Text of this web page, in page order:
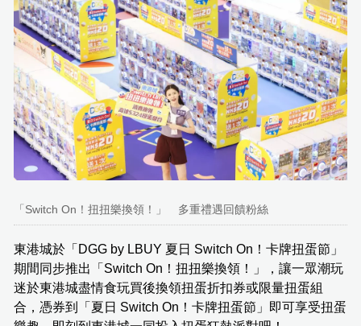
「Switch On！扭扭樂換領！」 多重禮遇回饋粉絲
東港城於「DGG by LBUY 夏日 Switch On！卡牌扭蛋節」
期間同步推出「Switch On！扭扭樂換領！」，讓一眾潮玩
迷於東港城盡情食玩買後換領扭蛋折扣券或限量扭蛋組
合，憑券到「夏日 Switch On！卡牌扭蛋節」即可享受扭蛋